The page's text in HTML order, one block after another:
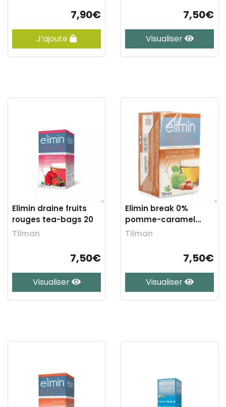
7,90€
J’ajoute
7,50€
Visualiser
Elimin draine fruits
rouges tea-bags 20
Tilman
7,50€
Visualiser
Elimin break 0%
pomme-caramel
tea-bags 20
Tilman
7,50€
Visualiser